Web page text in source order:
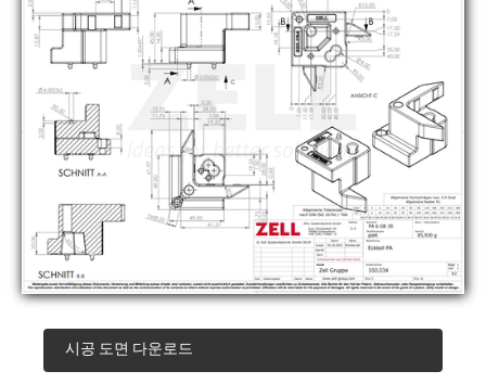
시공 도면 다운로드